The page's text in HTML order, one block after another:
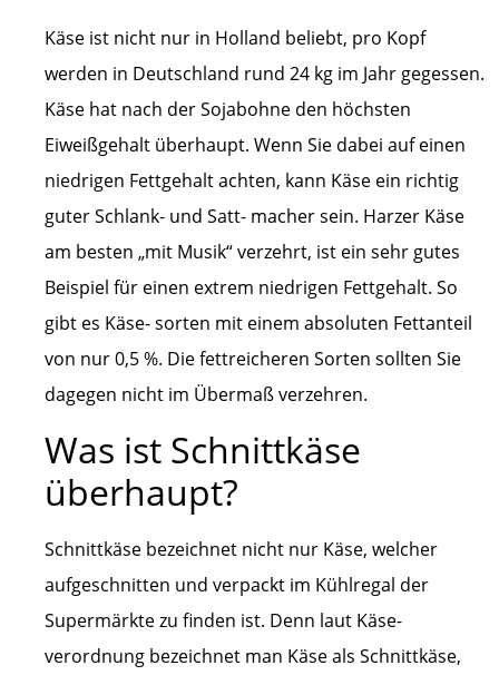
Käse ist nicht nur in Holland beliebt, pro Kopf
werden in Deutschland rund 24 kg im Jahr gegessen.
Käse hat nach der Sojabohne den höchsten
Eiweißgehalt überhaupt. Wenn Sie dabei auf einen
niedrigen Fettgehalt achten, kann Käse ein richtig
guter Schlank- und Satt- macher sein. Harzer Käse
am besten „mit Musik“ verzehrt, ist ein sehr gutes
Beispiel für einen extrem niedrigen Fettgehalt. So
gibt es Käse- sorten mit einem absoluten Fettanteil
von nur 0,5 %. Die fettreicheren Sorten sollten Sie
dagegen nicht im Übermaß verzehren.
Was ist Schnittkäse
überhaupt?
Schnittkäse bezeichnet nicht nur Käse, welcher
aufgeschnitten und verpackt im Kühlregal der
Supermärkte zu finden ist. Denn laut Käse-
verordnung bezeichnet man Käse als Schnittkäse,